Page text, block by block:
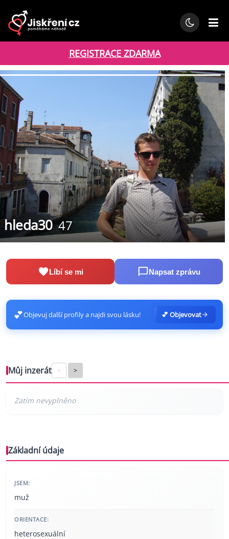
REGISTRACE ZDARMA
hleda30 47
Líbí se mi Napsat zprávu
💕Objevuj další profily a najdi svou lásku! 💕 Objevovat
Můj inzerát < >
Základní údaje
JSEM:
muž
ORIENTACE:
heterosexuální